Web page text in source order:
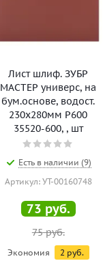
Лист шлиф. ЗУБР
МАСТЕР универс, на
бум.основе, водост.
230х280мм Р600
35520-600, , шт
Есть в наличии (9)
Артикул: УТ-00160748
73 руб.
75руб.
Экономия 2 руб.